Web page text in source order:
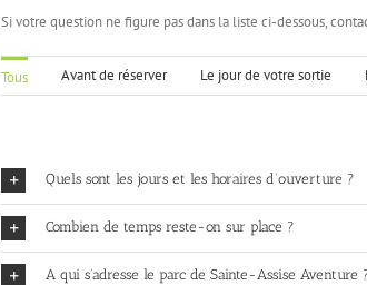
Si votre question ne figure pas dans la liste ci-dessous,
Tous Avant de réserver Le jour de votre sortie
Quels sont les jours et les horaires d’ouverture ?
Combien de temps reste-on sur place ?
A qui s’adresse le parc de Sainte-Assise